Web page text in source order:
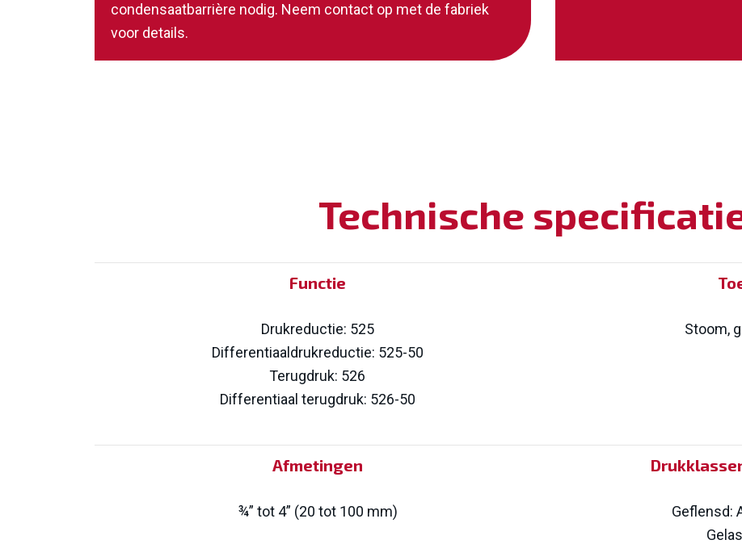
condensaatbarrière nodig. Neem contact op met de fabriek
voor details.
Technische
Functie
Drukreductie: 525
Differentiaaldrukreductie: 525-50
Terugdruk: 526
Differentiaal terugdruk: 526-50
Stoom,
Afmetingen
¾” tot 4” (20 tot 100 mm)
Geflensd: